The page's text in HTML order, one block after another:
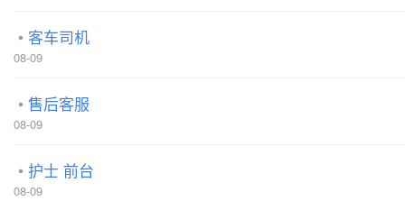
客车司机
08-09
售后客服
08-09
护士 前台
08-09